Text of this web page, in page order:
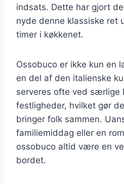
indsats. Dette har gjort
nyde denne klassiske ret
timer i køkkenet.
Ossobuco er ikke kun en
en del af den italienske
serveres ofte ved særlige
festligheder, hvilket gør
bringer folk sammen.
familiemiddag eller en
ossobuco altid være en
bordet.